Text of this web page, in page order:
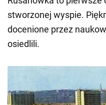
stworzonej wyspie.
docenione przez
osiedlili.